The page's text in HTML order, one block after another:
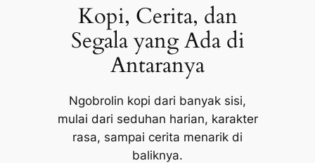
Kopi, Cerita, dan
Segala yang Ada di
Antaranya
Ngobrolin kopi dari banyak sisi,
mulai dari seduhan harian, karakter
rasa, sampai cerita menarik di
baliknya.